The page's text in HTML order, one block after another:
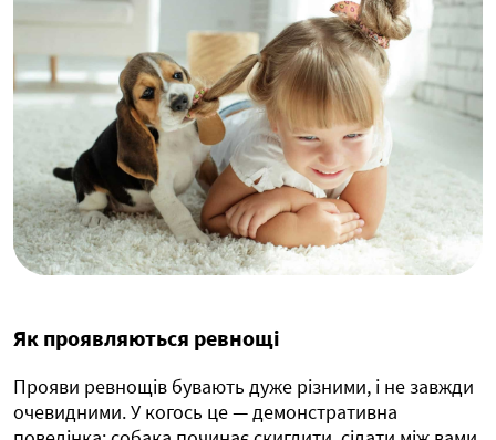
Як проявляються ревнощі
Прояви ревнощів бувають дуже різними, і не завжди
очевидними. У когось це — демонстративна